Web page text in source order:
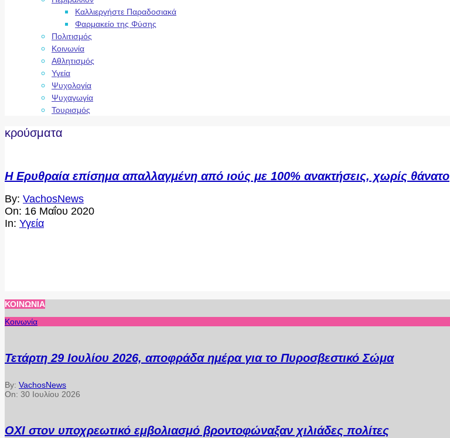
Καλλιεργήστε Παραδοσιακά
Φαρμακείο της Φύσης
Πολιτισμός
Κοινωνία
Αθλητισμός
Υγεία
Ψυχολογία
Ψυχαγωγία
Τουρισμός
κρούσματα
Η Ερυθραία επίσημα απαλλαγμένη από ιούς με 100% ανακτήσεις, χωρίς θάνατο
2020-
05-
16
By: VachosNews
On: 16 Μαΐου 2020
In: Υγεία
ΚΟΙΝΩΝΊΑ
Κοινωνία
Τετάρτη 29 Ιουλίου 2026, αποφράδα ημέρα για το Πυροσβεστικό Σώμα
By: VachosNews
On: 30 Ιουλίου 2026
ΟΧΙ στον υποχρεωτικό εμβολιασμό βροντοφώναξαν χιλιάδες πολίτες